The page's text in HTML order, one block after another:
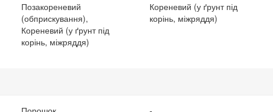
Позакореневий
(обприскування),
Кореневий (у ґрунт під
корінь, міжряддя)
Кореневий (у ґрунт під
корінь, міжряддя)